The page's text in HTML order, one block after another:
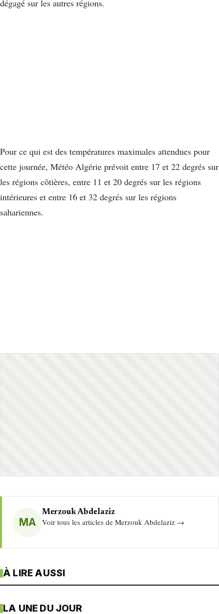
dégagé sur les autres régions.
Pour ce qui est des températures maximales attendues pour
cette journée, Météo Algérie prévoit entre 17 et 22 degrés sur
les régions côtières, entre 11 et 20 degrés sur les régions
intérieures et entre 16 et 32 degrés sur les régions
sahariennes.
MA
Merzouk Abdelaziz
Voir tous les articles de Merzouk Abdelaziz →
À LIRE AUSSI
LA UNE DU JOUR